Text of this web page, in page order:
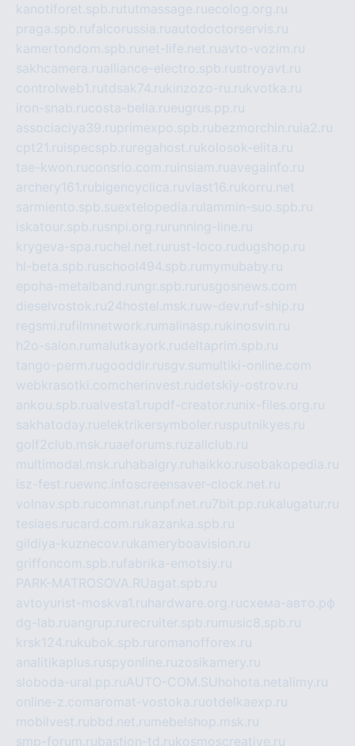
kanotiforet.spb.rututmassage.ruecolog.org.ru
praga.spb.rufalcorussia.ruautodoctorservis.ru
kamertondom.spb.ru net-life.net.ruavto-vozim.ru
sakhcamera.rualliance-electro.spb.rustroyavt.ru
controlweb1.rutdsak74.rukinzozo-ru.rukvotka.ru
iron-snab.rucosta-bella.rueugrus.pp.ru
associaciya39.ruprimexpo.spb.rubezmorchin.ru ia2.ru
cpt21.ru ispecspb.ru regahost.rukolosok-elita.ru
tae-kwon.ruconsrio.com.ru insiam.ruavegainfo.ru
archery161.rubigencyclica.ruvlast16.rukorru.net
sarmiento.spb.suextelopedia.ru lammin-suo.spb.ru
iskatour.spb.rusnpi.org.ru running-line.ru
krygeva-spa.ruchel.net.ru rust-loco.rudugshop.ru
hl-beta.spb.ruschool494.spb.ru mymubaby.ru
epoha-metalband.ru ngr.spb.ru rusgosnews.com
dieselvostok.ru24hostel.msk.ruw-dev.ruf-ship.ru
regsmi.rufilmnetwork.ru malinasp.rukinosvin.ru
h2o-salon.ru malutkayork.rudeltaprim.spb.ru
tango-perm.rugooddir.rusgv.su multiki-online.com
webkrasotki.comcherinvest.rudetskiy-ostrov.ru
ankou.spb.rualvesta1.rupdf-creator.ru nix-files.org.ru
sakhatoday.ruelektrikersymboler.rusputnikyes.ru
golf2club.msk.ruaeforums.ruzallclub.ru
multimodal.msk.ru habaigry.ru haikko.rusobakopedia.ru
isz-fest.ruewnc.infoscreensaver-clock.net.ru
volnav.spb.rucomnat.ru npf.net.ru7bit.pp.rukalugatur.ru
tesiaes.rucard.com.rukazanka.spb.ru
gildiya-kuznecov.rukameryboavision.ru
griffoncom.spb.rufabrika-emotsiy.ru
PARK-MATROSOVA.RUagat.spb.ru
avtoyurist-moskva1.ru hardware.org.ruсхема-авто.рф
dg-lab.ruangrup.ru recruiter.spb.ru music8.spb.ru
krsk124.rukubok.spb.ru romanofforex.ru
analitikaplus.ruspyonline.ruzosikamery.ru
sloboda-ural.pp.ruAUTO-COM.SU hohota.netalimy.ru
online-z.comaromat-vostoka.ruotdelkaexp.ru
mobilvest.rubbd.net.ru mebelshop.msk.ru
smp-forum.rubastion-td.rukosmoscreative.ru